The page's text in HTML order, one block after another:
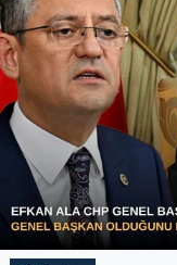
Sağlık
Siyaset
Spor
Türkiye
Video Galeri